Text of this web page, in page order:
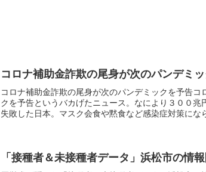
コロナ補助金詐欺の尾身が次のパンデミ
コロナ補助金詐欺の尾身が次のパンデミックを予告
クを予告というバカげたニュース。なにより３００兆
失敗した日本。マスク会食や黙食など感染症対策にな
「接種者＆未接種者データ」浜松市の情